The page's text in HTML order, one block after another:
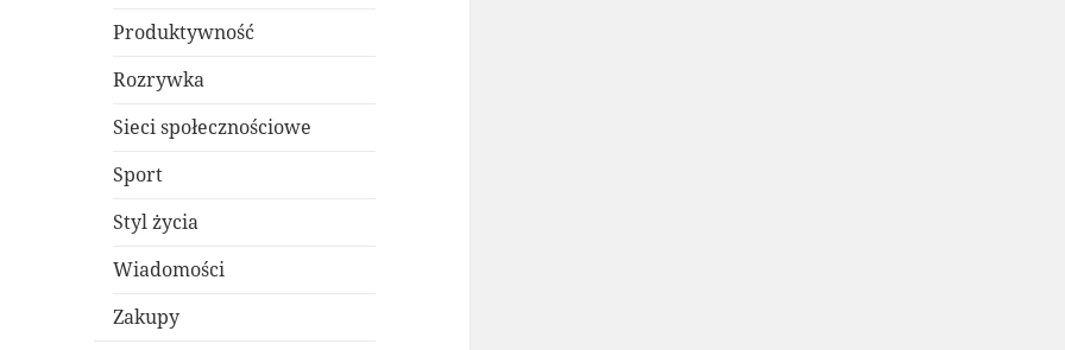
Produktywność
Rozrywka
Sieci społecznościowe
Sport
Styl życia
Wiadomości
Zakupy